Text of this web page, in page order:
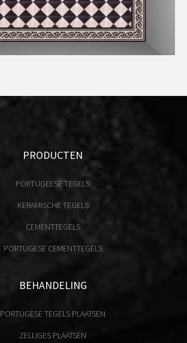
PRODUCTEN
PORTUGEESE TEGELS
KERAMISCHE TEGELS
CEMENTTEGELS
PORTUGESE CEMENTTEGELS
BEHANDELING
PORTUGESE TEGELS PLAATSEN
ZELLIGES PLAATSEN